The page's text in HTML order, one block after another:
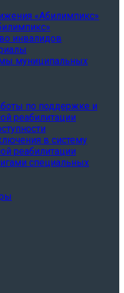
«Абилимпикс»
инвалидов
муниципальных
по поддержке и
реабилитации
в систему
реабилитации
специальных